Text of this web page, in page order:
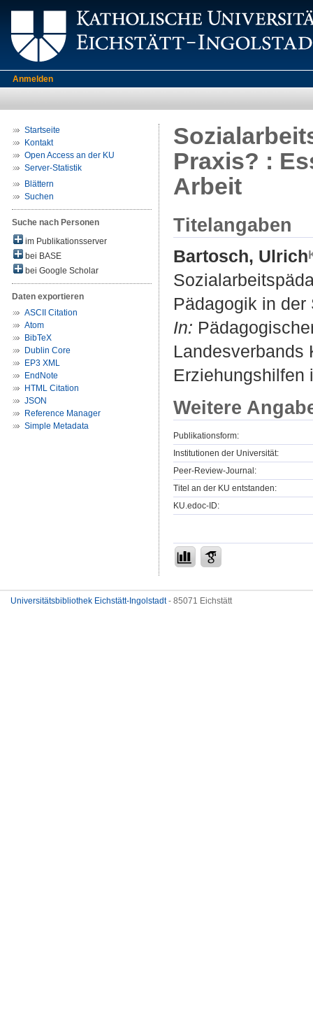
Anmelden
Startseite
Kontakt
Open Access an der KU
Server-Statistik
Blättern
Suchen
Suche nach Personen
im Publikationsserver
bei BASE
bei Google Scholar
Daten exportieren
ASCII Citation
Atom
BibTeX
Dublin Core
EP3 XML
EndNote
HTML Citation
JSON
Reference Manager
Simple Metadata
Praxis? :
Arbeit
Titelangaben
Bartosch, Ulrich
Pädagogik in der
In:
Landesverbands
Erziehungshilfen
Weitere
Publikationsform:
Institutionen der Universität:
Peer-Review-Journal:
Titel an der KU entstanden:
KU.edoc-ID:
Universitätsbibliothek Eichstätt-Ingolstadt- 85071 Eichstätt